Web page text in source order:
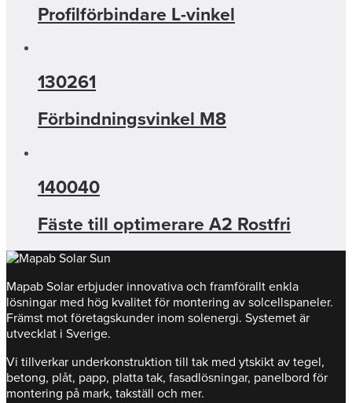
Profilförbindare L-vinkel
130261
Förbindningsvinkel M8
140040
Fäste till optimerare A2 Rostfri
Mapab Solar erbjuder innovativa och framförallt enkla
lösningar med hög kvalitet för montering av solcellspaneler.
Främst mot företagskunder inom solenergi. Systemet är
utvecklat i Sverige.
Vi tillverkar underkonstruktion till tak med ytskikt av tegel,
betong, plåt, papp, platta tak, fasadlösningar, panelbord för
montering på mark, takställ och mer.